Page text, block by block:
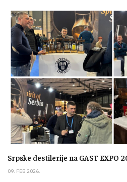
Srpske destilerije na GAST EXPO
09. FEB 2026.